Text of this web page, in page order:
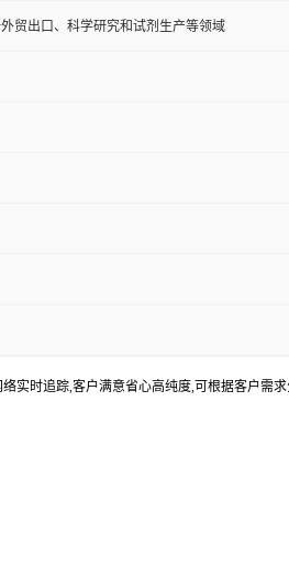
贸出口、科学研究和试剂生产等领域
实时追踪,客户满意省心高纯度,可根据客户需